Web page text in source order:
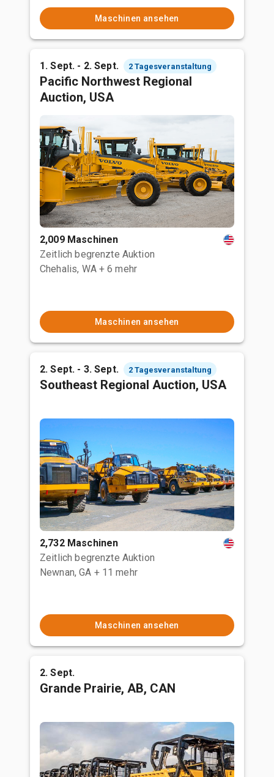
Maschinen ansehen
1. Sept. - 2. Sept. 2 Tagesveranstaltung
Pacific Northwest Regional
Auction, USA
2,009 Maschinen
Zeitlich begrenzte Auktion
Chehalis, WA + 6 mehr
Maschinen ansehen
2. Sept. - 3. Sept. 2 Tagesveranstaltung
Southeast Regional Auction, USA
2,732 Maschinen
Zeitlich begrenzte Auktion
Newnan, GA + 11 mehr
Maschinen ansehen
2. Sept.
Grande Prairie, AB, CAN